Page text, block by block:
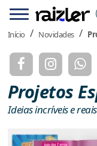
Menu
Início Novidades
Projetos
Ideias incríveis e